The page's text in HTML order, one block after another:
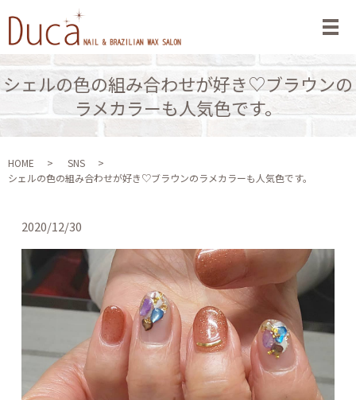
メ
シェルの色の組み合わせが好き♡ブラウンの
ラメカラーも人気色です。
HOME
SNS
シェルの色の組み合わせが好き♡ブラウンのラメカラーも人気色です。
2020/12/30